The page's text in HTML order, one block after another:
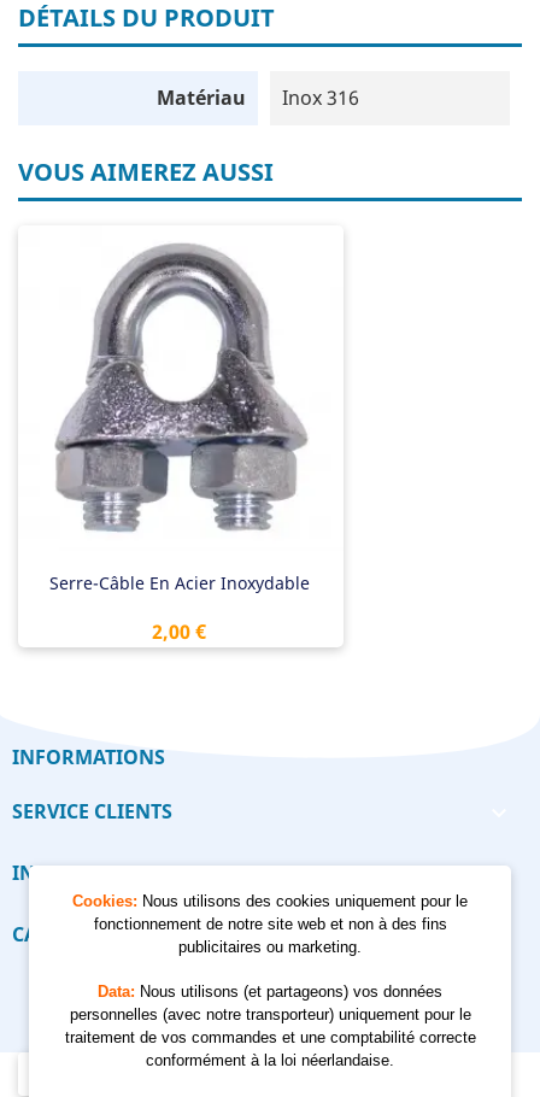
DÉTAILS DU PRODUIT
Matériau Inox 316
VOUS AIMEREZ AUSSI
Serre-Câble En Acier Inoxydable
Prix
2,00 €
INFORMATIONS
SERVICE CLIENTS
INFORMATIONS 
CALCULATEUR
Cookies: Nous utilisons des cookies uniquement pour le
fonctionnement de notre site web et non à des fins
publicitaires ou marketing.
Data: Nous utilisons (et partageons) vos données
personnelles (avec notre transporteur) uniquement pour le
traitement de vos commandes et une comptabilité correcte
conformément à la loi néerlandaise.